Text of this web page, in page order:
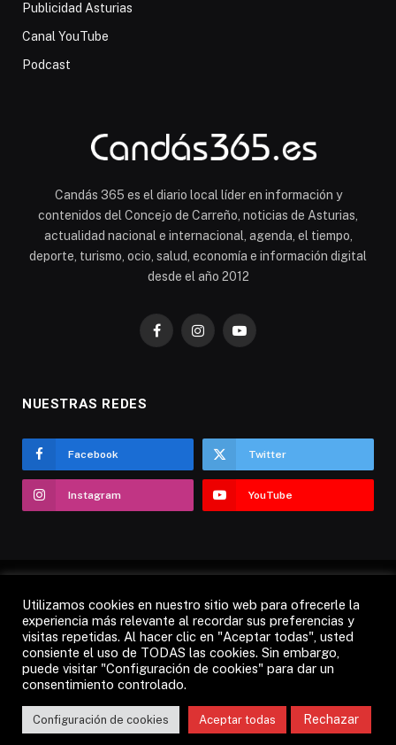
Publicidad Asturias
Canal YouTube
Podcast
Candás 365 es el diario local líder en información y
contenidos del Concejo de Carreño, noticias de Asturias,
actualidad nacional e internacional, agenda, el tiempo,
deporte, turismo, ocio, salud, economía e información digital
desde el año 2012
FacebookInstagramYouTube
NUESTRAS REDES
Facebook Twitter
Instagram YouTube
AVISO LEGAL POLÍTICA DE COOKIES
POLÍTICA DE PRIVACIDAD CANDÁS 365 TV RADIO
CONTACTO
© 2012 - 2026 Todos los derechos reservados.
Utilizamos cookies en nuestro sitio web para ofrecerle la
experiencia más relevante al recordar sus preferencias y
visitas repetidas. Al hacer clic en "Aceptar todas", usted
consiente el uso de TODAS las cookies. Sin embargo,
puede visitar "Configuración de cookies" para dar un
consentimiento controlado.
Configuración de cookies Aceptar todas Rechazar